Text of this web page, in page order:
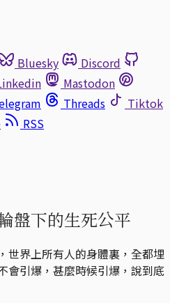
Bluesky
Discord
Mastodon
Threads
Tiktok
RSS
盤下的生死公平
世界上所有人的身體裏，全都埋
會引爆，甚麼時候引爆，說到底